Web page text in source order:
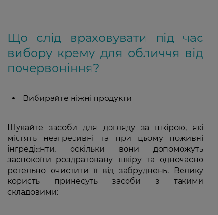
Що слід враховувати під час
вибору крему для обличчя від
почервоніння?
Вибирайте ніжні продукти
Шукайте засоби для догляду за шкірою, які
містять неагресивні та при цьому поживні
інгредієнти, оскільки вони допоможуть
заспокоїти роздратовану шкіру та одночасно
ретельно очистити її від забруднень. Велику
користь принесуть засоби з такими
складовими: